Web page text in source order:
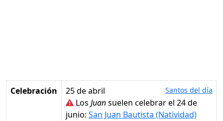
Celebración 25 de abril Santos del día
Los Juansuelen celebrar el 24 de
junio: San Juan Bautista (Natividad)